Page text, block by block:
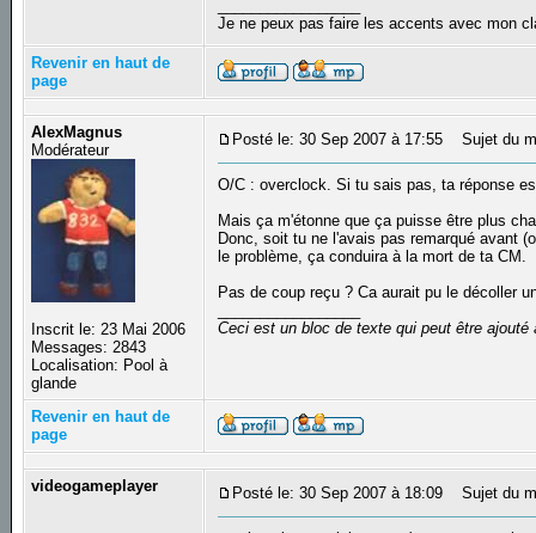
Je ne peux pas faire les accents avec mon
Revenir en haut de
page
AlexMagnus
Modérateur
Inscrit le: 23 Mai 2006
Messages: 2843
Localisation: Pool à
glande
Posté le: 30 Sep 2007 à 17:55 Sujet du
O/C : overclock. Si tu sais pas, ta réponse
Mais ça m'étonne que ça puisse être plus
Donc, soit tu ne l'avais pas remarqué avant
le problème, ça conduira à la mort de ta CM.
Pas de coup reçu ? Ca aurait pu le décoller
Ceci est un bloc de texte qui peut être
Revenir en haut de
page
videogameplayer Posté le: 30 Sep 2007 à 18:09 Sujet du